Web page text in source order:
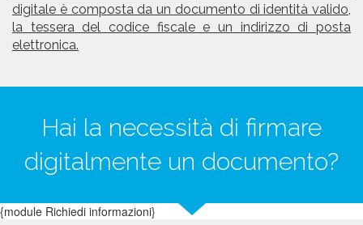
digitale è composta da un documento di identità valido,
la tessera del codice fiscale e un indirizzo di posta
elettronica.
Hai la necessità di firmare
digitalmente un documento?
{module Richiedi informazioni}